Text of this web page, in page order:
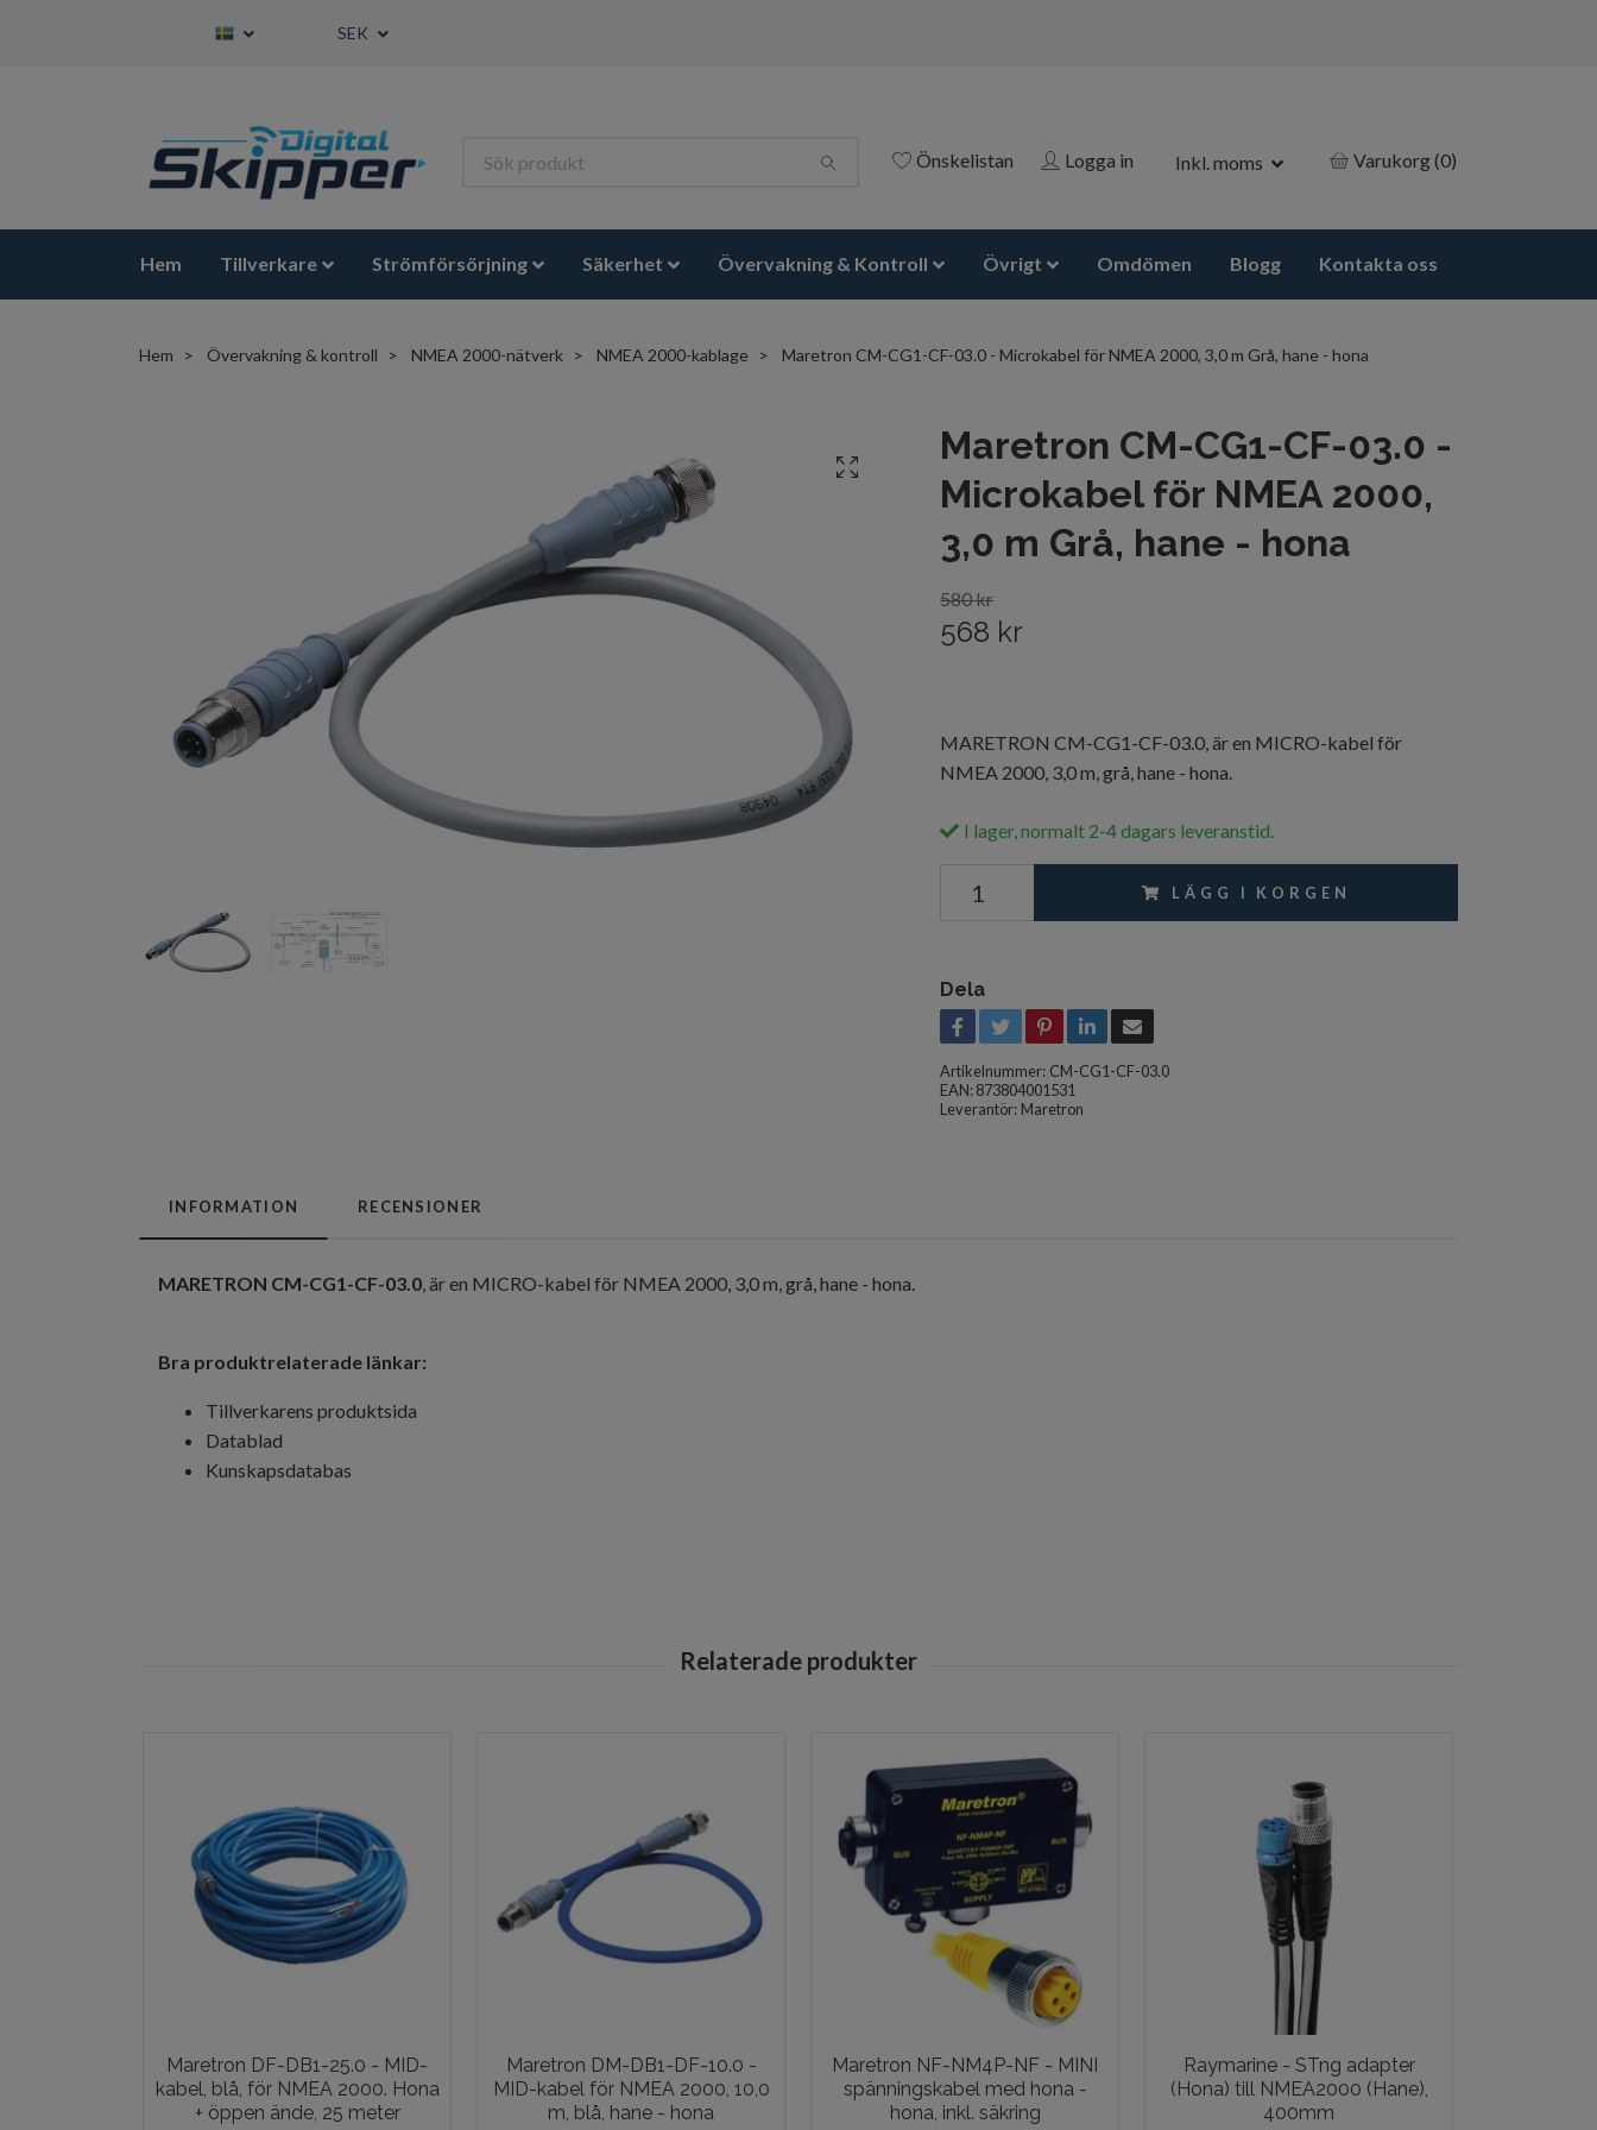
SEK
Önskelistan Logga in Inkl. moms Varukorg(0)
Hem Tillverkare Strömförsörjning Säkerhet Övervakning & Kontroll Övrigt Omdömen Blogg Kontakta oss
Hem Övervakning & kontroll NMEA 2000-nätverk NMEA 2000-kablage Maretron CM-CG1-CF-03.0 - Microkabel för NMEA 2000, 3,0 m Grå, hane - hona
Maretron CM-CG1-CF-03.0 -
Microkabel för NMEA 2000,
3,0 m Grå, hane - hona
580 kr
568 kr
MARETRON CM-CG1-CF-03.0, är en MICRO-kabel för
NMEA 2000, 3,0 m, grå, hane - hona.
I lager, normalt 2-4 dagars leveranstid.
LÄGG I KORGEN
Dela
Artikelnummer: CM-CG1-CF-03.0
EAN: 873804001531
Leverantör: Maretron
INFORMATION RECENSIONER
MARETRON CM-CG1-CF-03.0, är en MICRO-kabel för NMEA 2000, 3,0 m, grå, hane - hona.
Bra produktrelaterade länkar:
Tillverkarens produktsida
Datablad
Kunskapsdatabas
Maretron DF-DB1-25.0 - MID-
kabel, blå, för NMEA 2000. Hona
+ öppen ände, 25 meter
Maretron DM-DB1-DF-10.0 -
MID-kabel för NMEA 2000, 10,0
m, blå, hane - hona
Maretron NF-NM4P-NF - MINI
spänningskabel med hona -
hona, inkl. säkring
Raymarine - STng adapter
(Hona) till NMEA2000 (Hane),
400mm